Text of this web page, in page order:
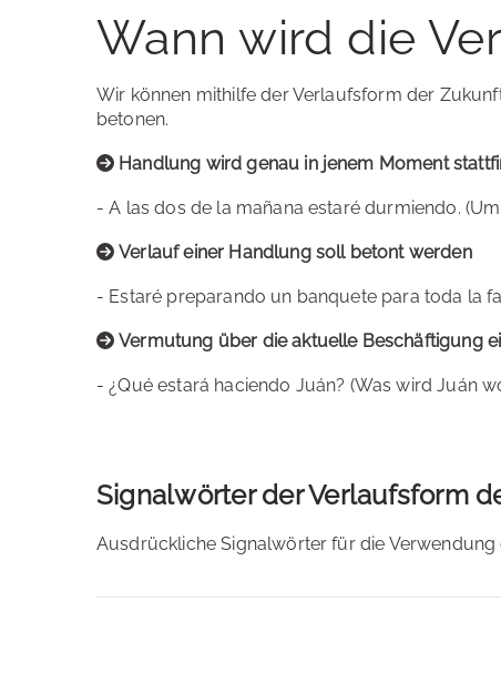
Wann wird die
Wir können mithilfe der Verlaufsform der
betonen.
Handlung wird genau in jenem Moment
- A las dos de la mañana estaré durmiendo.
Verlauf einer Handlung soll betont werden
- Estaré preparando un banquete para toda la
Vermutung über die aktuelle Beschäftigung
- ¿Qué estará haciendo Juán? (Was wird Juán
Signalwörter der Verlaufsform
Ausdrückliche Signalwörter für die